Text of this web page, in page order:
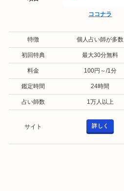
ココナラ
特徴 個人占い師が多数
初回特典 最大30分無料
料金 100円～/1分
鑑定時間 24時間
占い師数 1万人以上
サイト 詳しく